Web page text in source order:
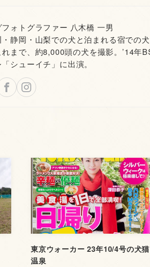
フォトグラファー 八木橋 一男
静岡・山梨での犬と泊まれる宿での
れまで、約8,000頭の犬を撮影。’14年
シューイチ」に出演。
東京ウォーカー 23年10/4号の犬猫
温泉